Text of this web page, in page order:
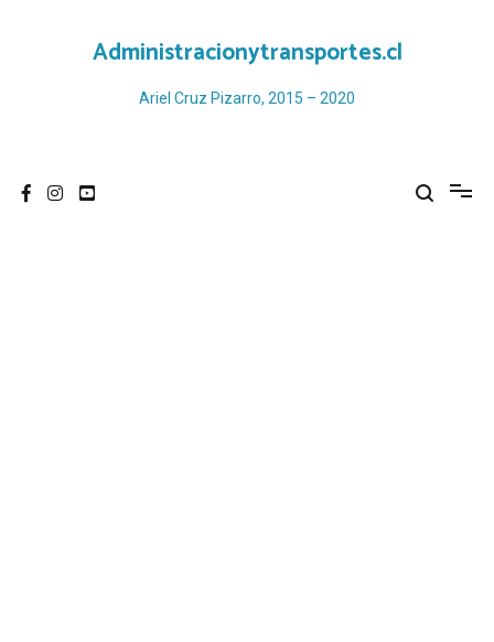
Administracionytransportes.cl
Ariel Cruz Pizarro, 2015 – 2020